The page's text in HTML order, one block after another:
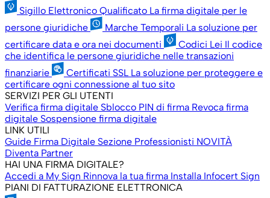
Sigillo Elettronico Qualificato La firma digitale per le
persone giuridiche
Marche Temporali La soluzione per
certificare data e ora nei documenti
Codici Lei Il codice
che identifica le persone giuridiche nelle transazioni
finanziarie
Certificati SSL La soluzione per proteggere e
certificare ogni connessione al tuo sito
SERVIZI PER GLI UTENTI
Verifica firma digitale Sblocco PIN di firma Revoca firma
digitale Sospensione firma digitale
LINK UTILI
Guide Firma Digitale Sezione Professionisti NOVITÀ
Diventa Partner
HAI UNA FIRMA DIGITALE?
Accedi a My Sign Rinnova la tua firma Installa Infocert Sign
PIANI DI FATTURAZIONE ELETTRONICA